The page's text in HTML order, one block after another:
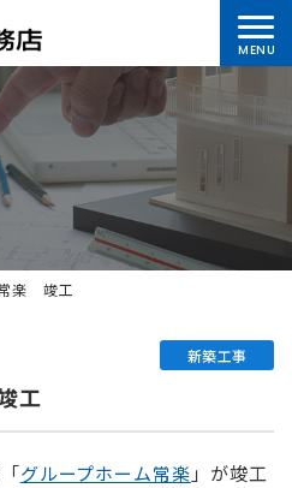
楽 竣工
新築工事
工
グループホーム常楽 」が竣工